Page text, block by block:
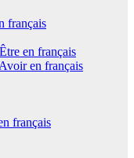
français
en français
en français
français